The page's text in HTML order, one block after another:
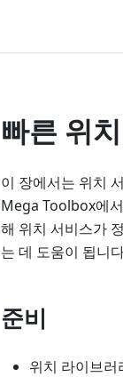
빠른 위
이 장에서는 위치
Mega Toolbox에
해 위치 서비스가
는 데 도움이 됩니
준비
위치 라이브